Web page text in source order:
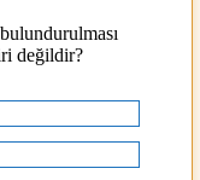
değildir?